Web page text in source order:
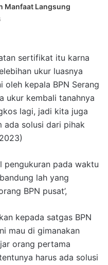
Manfaat Langsung
sertifikat itu karna
ukur luasnya
kepala BPN Serang
ukur kembali tanahnya
lagi, jadi kita juga
ada solusi dari pihak
pengukuran pada waktu
lah yang
BPN pusat’,
kepada satgas BPN
mau di gimanakan
orang pertama
harus ada solusi